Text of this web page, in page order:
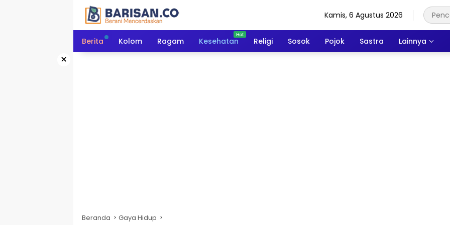
Kamis, 6 Agustus 2026
Berita Kolom Ragam Kesehatan Religi Sosok Pojok Sastra Lainnya
×
Beranda Gaya Hidup